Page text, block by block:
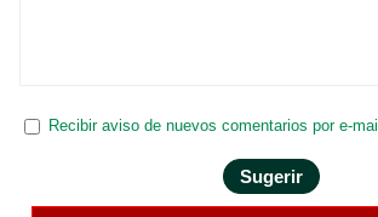
Recibir aviso de nuevos comentarios por e-mail